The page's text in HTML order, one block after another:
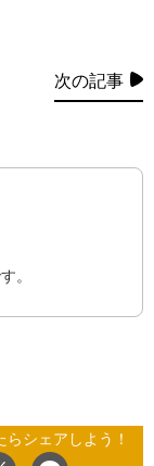
次の記事
。
シェアしよう！